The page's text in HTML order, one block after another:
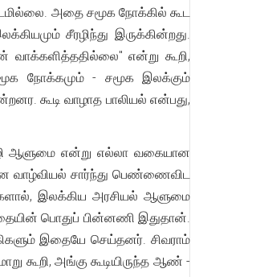
அதை சமூக நோக்கில் கூட
சீரழிந்து இருக்கின்றது.
என்று கூறி,
நோக்கமும் - சமூக இலக்கும்
கூடி வாழாத பாலியல் என்பது,
ஆளுமை என்று எல்லா வகையான
வாழ்வியல் சார்ந்து பெண்ணைவிட
இலக்கிய அரசியல் ஆளுமை
பொதுப் பின்னணி இதுதான்.
இதையே செய்தனர். சிவராம்
கூறி, அங்கு கூடியிருந்த ஆண் -